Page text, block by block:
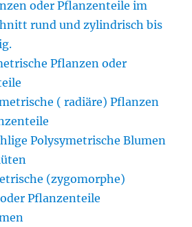
oder Pflanzenteile im
rund und zylindrisch bis
Pflanzen oder
( radiäre) Pflanzen
Polysymetrische Blumen
(zygomorphe)
Pflanzenteile